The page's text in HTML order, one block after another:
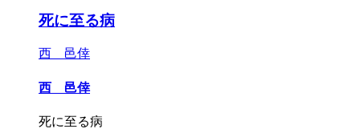
死に至る病
西 邑倖
西 邑倖
死に至る病